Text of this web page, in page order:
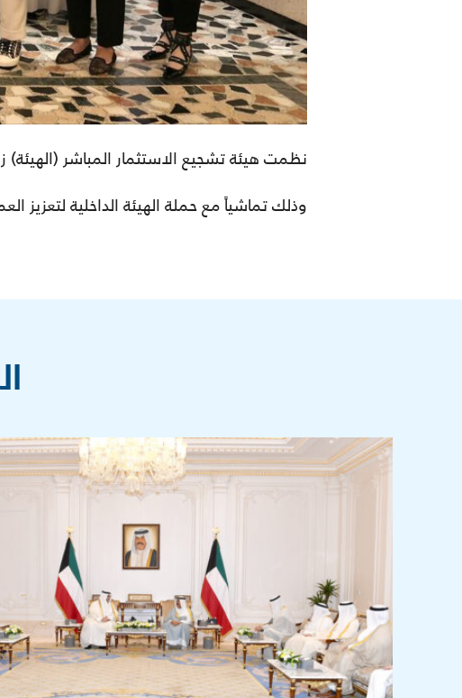
نظمت هيئة تشجيع الاستثمار المباشر (الهيئة) زيارة
وذلك تماشياً مع حملة الهيئة الداخلية لتعزيز